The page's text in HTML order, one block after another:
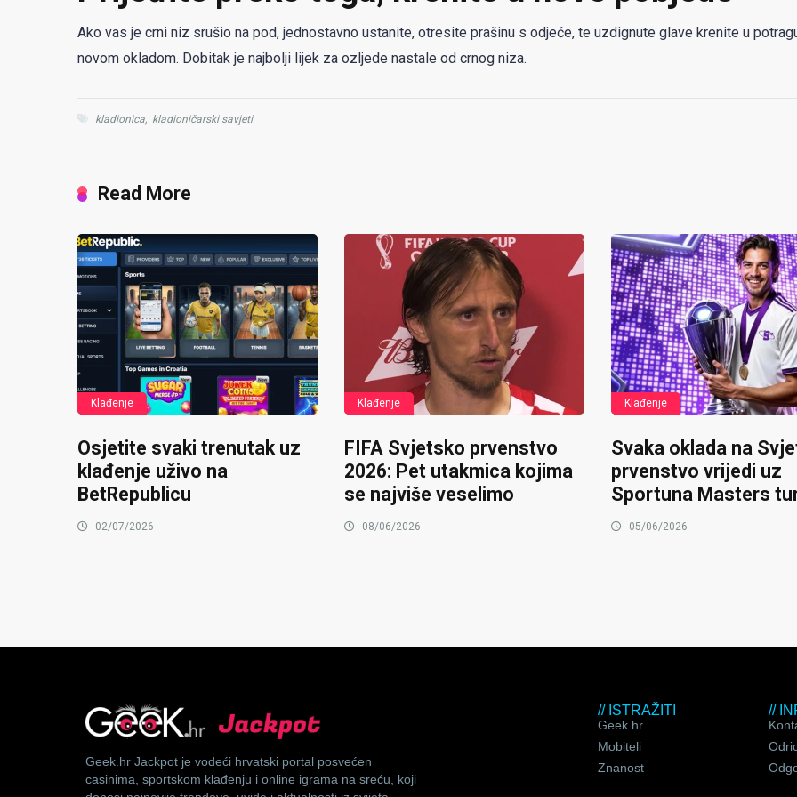
Ako vas je crni niz srušio na pod, jednostavno ustanite, otresite prašinu s odjeće, te uzdignute glave krenite u
novom okladom. Dobitak je najbolji lijek za ozljede nastale od crnog niza.
kladionica, kladioničarski savjeti
Read More
Klađenje
Osjetite svaki trenutak uz
klađenje uživo na
BetRepublicu
02/07/2026
Klađenje
FIFA Svjetsko prvenstvo
2026: Pet utakmica kojima
se najviše veselimo
08/06/2026
Klađenje
Svaka oklada na
prvenstvo vrijedi uz
Sportuna Masters
05/06/2026
// ISTRAŽITI
Geek.hr
Mobiteli
Znanost
//
Geek.hr Jackpot je vodeći hrvatski portal posvećen
casinima, sportskom klađenju i online igrama na sreću, koji